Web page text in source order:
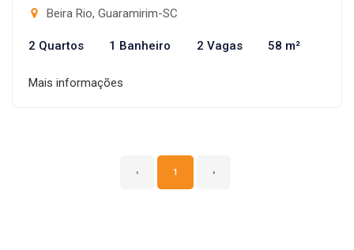
Beira Rio, Guaramirim-SC
2 Quartos 1 Banheiro 2 Vagas 58 m²
Mais informações
‹ 1 ›